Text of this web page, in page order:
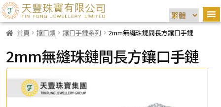
首頁 鑲口類 鑲口手鏈系列 2mm無縫珠鏈間長方鑲口手鏈
2mm無縫珠鏈間長方鑲口手鏈